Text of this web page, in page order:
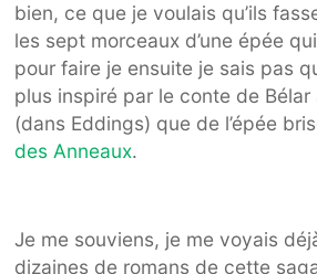
bien, ce que je voulais qu’ils
les sept morceaux d’une épée
pour faire je ensuite je sais pas
plus inspiré par le conte de Bélar
(dans Eddings) que de l’épée
des Anneaux.
Je me souviens, je me voyais
dizaines de romans de cette